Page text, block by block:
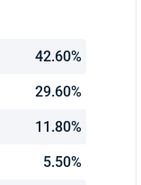
42.60%
29.60%
11.80%
5.50%